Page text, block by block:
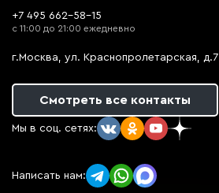
+7 495 662-58-15
с 11:00 до 21:00 ежедневно
г.Москва, ул. Краснопролетарская, д.7
Смотреть все контакты
Мы в соц. сетях:
Написать нам: